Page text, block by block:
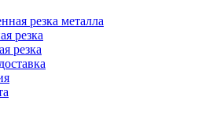
резка металла
резка
резка